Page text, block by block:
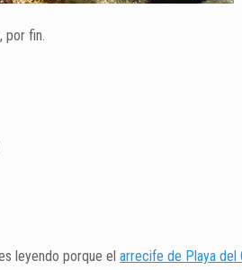
por fin.
leyendo porque el arrecife de Playa del